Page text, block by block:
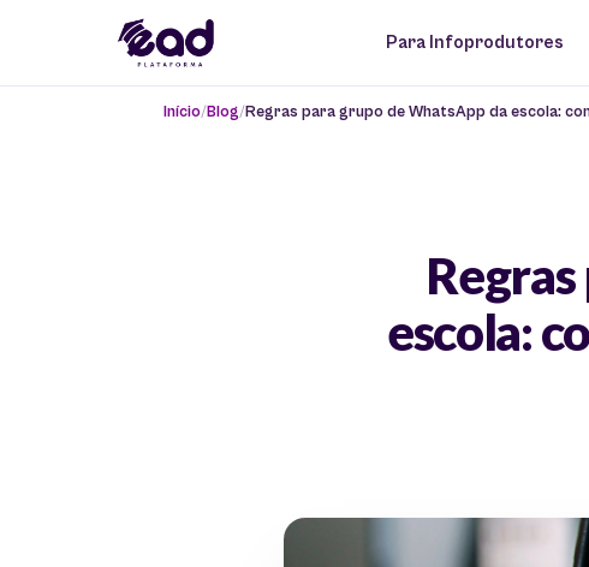
Para Infoprodutores
Início Blog Regras para grupo de WhatsApp da escola:
escola: